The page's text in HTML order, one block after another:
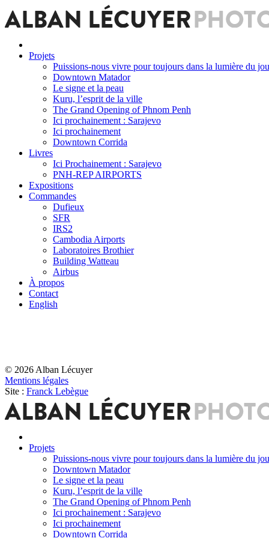
Projets
Puissions-nous vivre pour toujours dans la lumière du
Downtown Matador
Le signe et la peau
Kuru, l’esprit de la ville
The Grand Opening of Phnom Penh
Ici prochainement : Sarajevo
Ici prochainement
Downtown Corrida
Livres
Ici Prochainement : Sarajevo
PNH-REP AIRPORTS
Expositions
Commandes
Dufieux
SFR
IRS2
Cambodia Airports
Laboratoires Brothier
Building Watteau
Airbus
À propos
Contact
English
© 2026 Alban Lécuyer
Mentions légales
Site : Franck Lebègue
Projets
Puissions-nous vivre pour toujours dans la lumière du
Downtown Matador
Le signe et la peau
Kuru, l’esprit de la ville
The Grand Opening of Phnom Penh
Ici prochainement : Sarajevo
Ici prochainement
Downtown Corrida